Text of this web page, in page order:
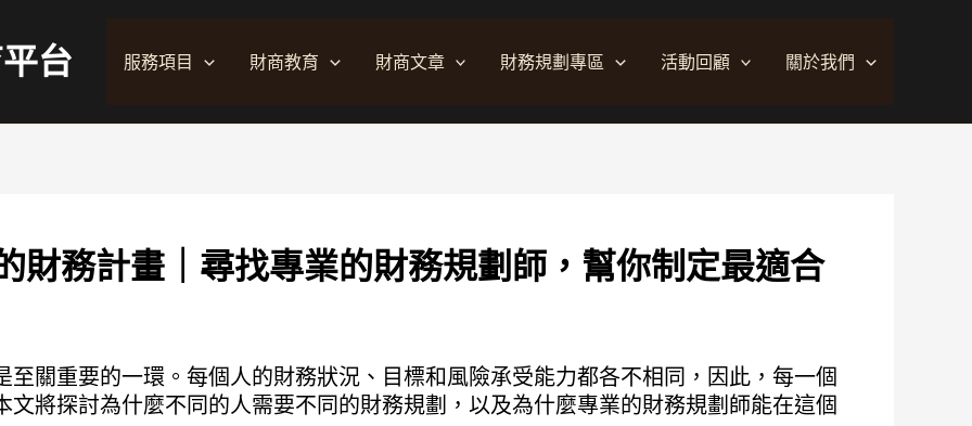
台 服務項目 財商教育 財商文章 財務規劃專區 活動回顧 關於我們
財務計畫｜尋找專業的財務規劃師，幫你制定最適合
關重要的一環。每個人的財務狀況、目標和風險承受能力都各不相同，因此，每一個
將探討為什麼不同的人需要不同的財務規劃，以及為什麼專業的財務規劃師能在這個